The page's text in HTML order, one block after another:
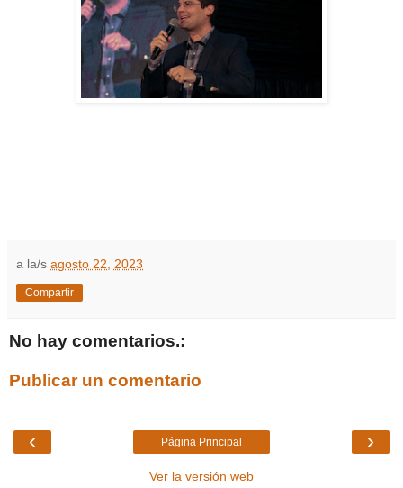
a la/s agosto 22, 2023
Compartir
No hay comentarios.:
Publicar un comentario
‹ ›
Página Principal
Ver la versión web